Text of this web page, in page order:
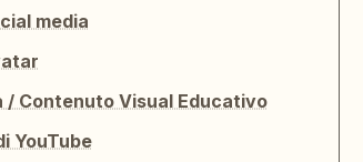
media
/ Contenuto Visual Educativo
YouTube